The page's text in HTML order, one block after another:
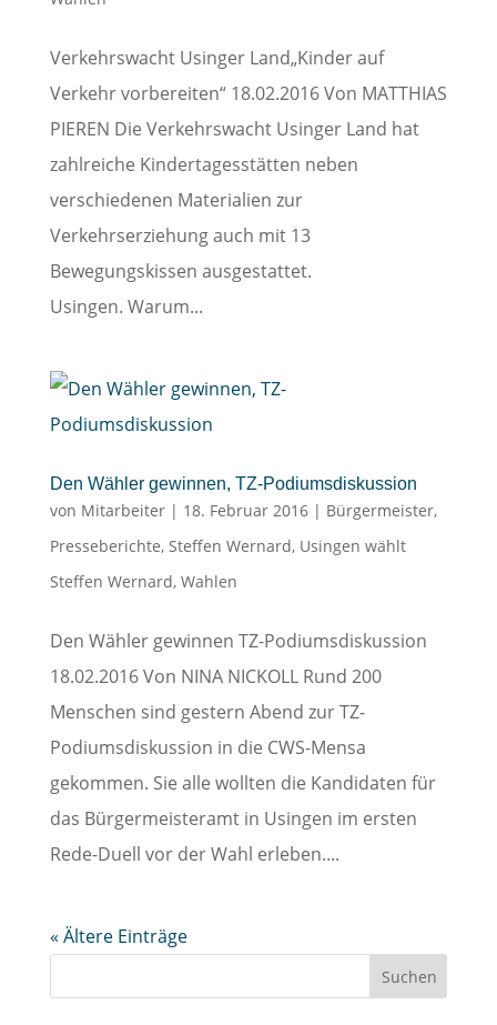
Verkehrswacht Usinger Land„Kinder auf
Verkehr vorbereiten“ 18.02.2016 Von MATTHIAS
PIEREN Die Verkehrswacht Usinger Land hat
zahlreiche Kindertagesstätten neben
verschiedenen Materialien zur
Verkehrserziehung auch mit 13
Bewegungskissen ausgestattet.
Usingen. Warum...
Den Wähler gewinnen, TZ-Podiumsdiskussion
von Mitarbeiter| 18. Februar 2016| Bürgermeister,
Presseberichte, Steffen Wernard, Usingen wählt
Steffen Wernard, Wahlen
Den Wähler gewinnen TZ-Podiumsdiskussion
18.02.2016 Von NINA NICKOLL Rund 200
Menschen sind gestern Abend zur TZ-
Podiumsdiskussion in die CWS-Mensa
gekommen. Sie alle wollten die Kandidaten für
das Bürgermeisteramt in Usingen im ersten
Rede-Duell vor der Wahl erleben....
« Ältere Einträge